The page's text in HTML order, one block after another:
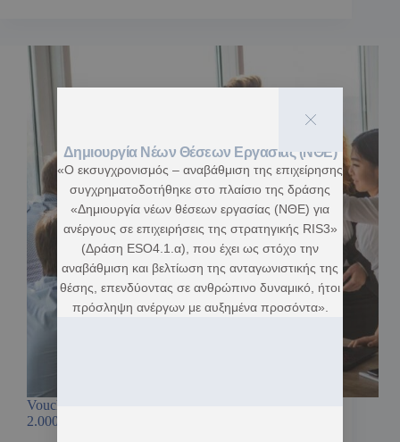
Voucher Ανέργων σε Κλάδους Αιχμής με επίδομα
2.000€
Δημιουργία Νέων Θέσεων Εργασίας (ΝΘΕ)
«Ο εκσυγχρονισμός – αναβάθμιση της επιχείρησης
συγχρηματοδοτήθηκε στο πλαίσιο της δράσης
«Δημιουργία νέων θέσεων εργασίας (ΝΘΕ) για
ανέργους σε επιχειρήσεις της στρατηγικής RIS3»
(Δράση ESO4.1.α), που έχει ως στόχο την
αναβάθμιση και βελτίωση της ανταγωνιστικής της
θέσης, επενδύοντας σε ανθρώπινο δυναμικό, ήτοι
πρόσληψη ανέργων με αυξημένα προσόντα».